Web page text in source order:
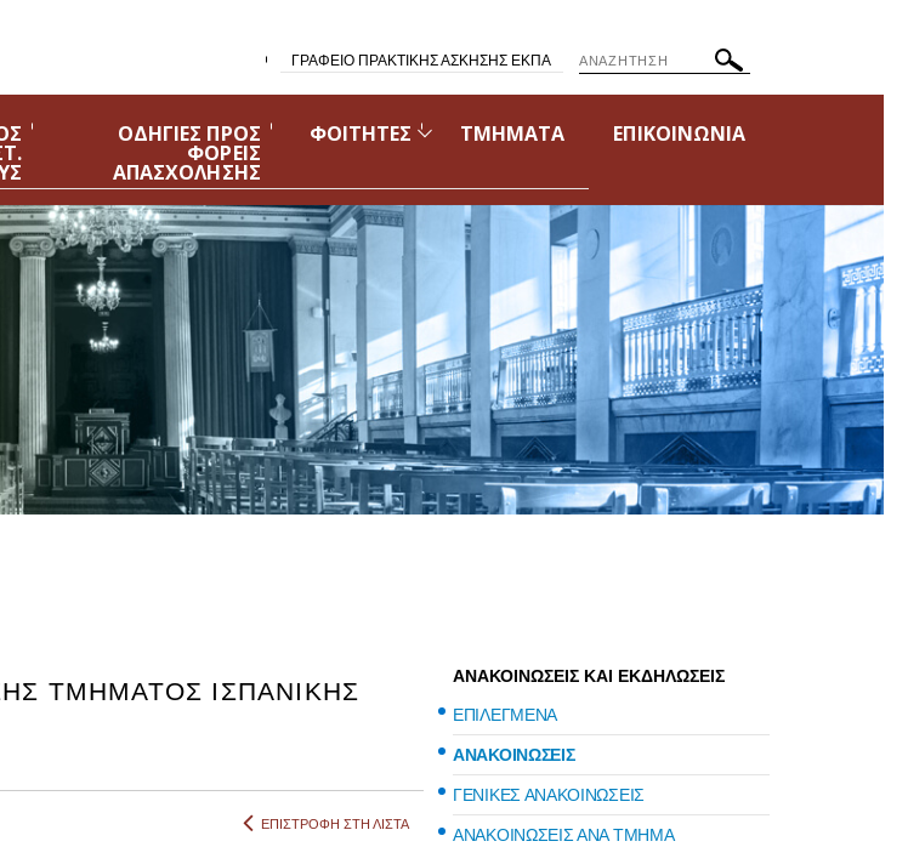
ΓΡΑΦΕΙΟ ΠΡΑΚΤΙΚΗΣ ΑΣΚΗΣΗΣ ΕΚΠΑ
ΟΔΗΓΙΕΣ ΠΡΟΣ
ΦΟΡΕΙΣ
ΑΠΑΣΧΟΛΗΣΗΣ
ΦΟΙΤΗΤΕΣ ΤΜΗΜΑΤΑ ΕΠΙΚΟΙΝΩΝΙΑ
ΤΜΗΜΑΤΟΣ ΙΣΠΑΝΙΚΗΣ
ΕΠΙΣΤΡΟΦΗ ΣΤΗ ΛΙΣΤΑ
ΑΝΑΚΟΙΝΩΣΕΙΣ ΚΑΙ ΕΚΔΗΛΩΣΕΙΣ
ΕΠΙΛΕΓΜΕΝΑ
ΑΝΑΚΟΙΝΩΣΕΙΣ
ΓΕΝΙΚΕΣ ΑΝΑΚΟΙΝΩΣΕΙΣ
ΑΝΑΚΟΙΝΩΣΕΙΣ ΑΝΑ ΤΜΗΜΑ